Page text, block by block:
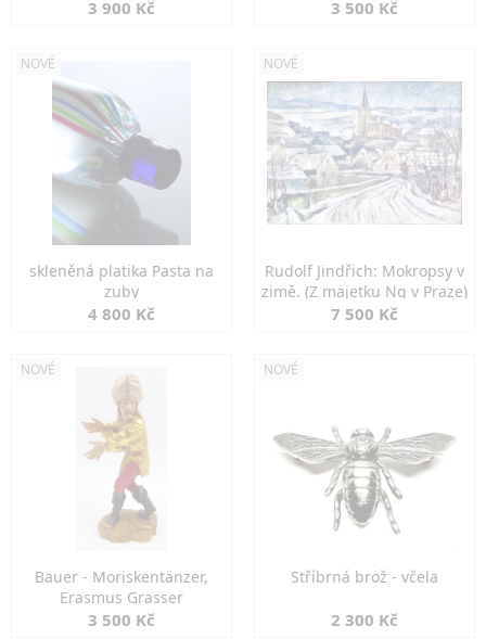
3 900 Kč 3 500 Kč
NOVÉ
skleněná platika Pasta na
zuby
4 800 Kč
NOVÉ
Rudolf Jindřich: Mokropsy v
zimě. (Z majetku Ng v Praze)
7 500 Kč
NOVÉ
Bauer - Moriskentänzer,
Erasmus Grasser
3 500 Kč
NOVÉ
Stříbrná brož - včela
2 300 Kč